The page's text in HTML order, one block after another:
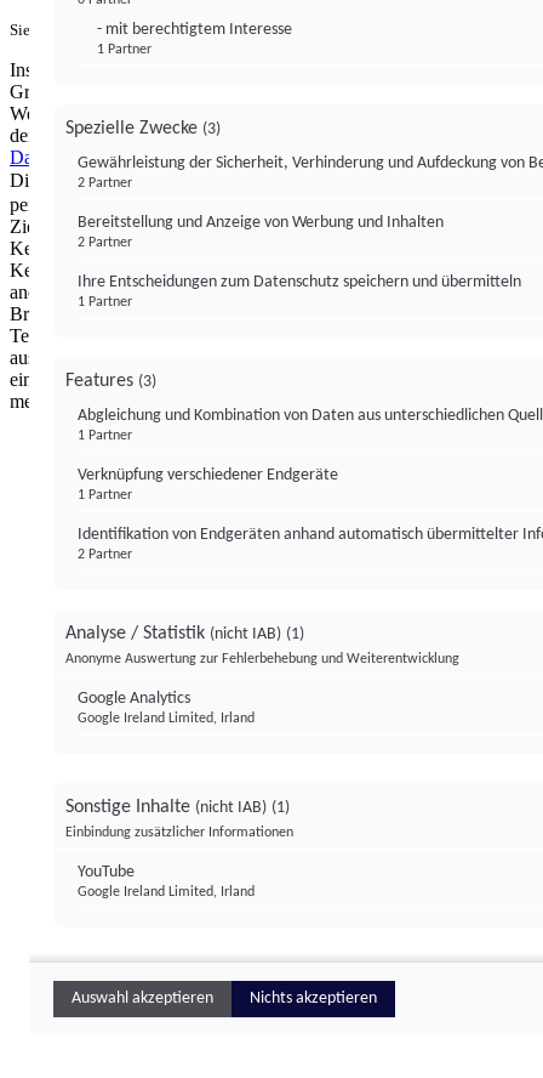
Sie haben ein PUR-Abo?Hier anmelden.
Institutional Money mit Werbung: Wir nutzen aus wirtschaftlichen
Gründen die Möglichkeit, unsere Webseite Dritten als digitalen
Werbeplatz zur Verfügung zu stellen. Über Verarbeitungen, die in
der Verantwortung von uns liegen, können Sie sich in unserer
Datenschutzerklärungnäher informieren.Zur Bereitstellung unserer
Dienste nutzen wir Technologien von
personalisierte Werbung, Messung von Werbeleistung und
Zielgruppenforschung. Cookies, Endgeräte- oder ähnliche Online-
Kennungen (z. B. login-basierte Kennungen, zufällig generierte
Kennungen, netzwerkbasierte Kennungen) können zusammen mit
anderen Informationen (z. B. Browsertyp und
Browserinformationen, Sprache, Bildschirmgröße, unterstützte
Technologien usw.) auf Ihrem Endgerät gespeichert oder von dort
ausgelesen werden, um es jedes Mal wiederzuerkennen, wenn es
eine App oder einer Webseite aufruft. Dies geschieht für einen oder
mehrere der hier aufgeführten Verarbeitungszwecke.
- mit berechtigtem Interesse
1 Partner
Spezielle Zwecke (3)
Gewährleistung der Sicherheit, Verhinderung und Aufdeckung von
2 Partner
Bereitstellung und Anzeige von Werbung und Inhalten
2 Partner
Ihre Entscheidungen zum Datenschutz speichern und übermitteln
1 Partner
Features (3)
Abgleichung und Kombination von Daten aus unterschiedlichen
1 Partner
Verknüpfung verschiedener Endgeräte
1 Partner
Identifikation von Endgeräten anhand automatisch übermittelter
2 Partner
Analyse / Statistik (nicht IAB) (1)
Anonyme Auswertung zur Fehlerbehebung und Weiterentwicklung
Google Analytics
Google Ireland Limited, Irland
Sonstige Inhalte (nicht IAB) (1)
Einbindung zusätzlicher Informationen
YouTube
Google Ireland Limited, Irland
Auswahl akzeptieren Nichts akzeptieren
Institutional Money
ImpressumDatenschutzerklärung